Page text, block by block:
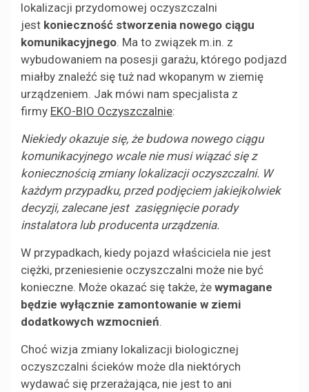
lokalizacji przydomowej oczyszczalni
jest konieczność stworzenia nowego ciągu
komunikacyjnego. Ma to związek m.in. z
wybudowaniem na posesji garażu, którego podjazd
miałby znaleźć się tuż nad wkopanym w ziemię
urządzeniem. Jak mówi nam specjalista z
firmy EKO-BIO Oczyszczalnie:
Niekiedy okazuje się, że budowa nowego ciągu
komunikacyjnego wcale nie musi wiązać się z
koniecznością zmiany lokalizacji oczyszczalni. W
każdym przypadku, przed podjęciem jakiejkolwiek
decyzji, zalecane jest zasięgnięcie porady
instalatora lub producenta urządzenia.
W przypadkach, kiedy pojazd właściciela nie jest
ciężki, przeniesienie oczyszczalni może nie być
konieczne. Może okazać się także, że wymagane
będzie wyłącznie zamontowanie w ziemi
dodatkowych wzmocnień.
Choć wizja zmiany lokalizacji biologicznej
oczyszczalni ścieków może dla niektórych
wydawać się przerażająca, nie jest to ani